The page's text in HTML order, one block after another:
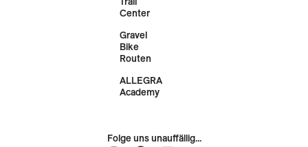
Trail
Center
Gravel
Bike
Routen
ALLEGRA
Academy
Folge uns unauffällig...